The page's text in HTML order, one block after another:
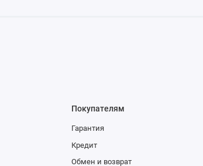
Покупателям
Гарантия
Кредит
Обмен и возврат